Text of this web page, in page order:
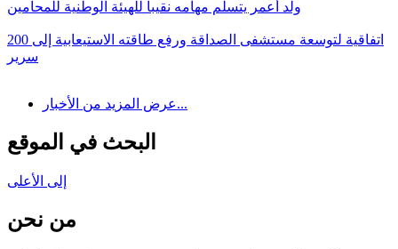
ولد أعمر يتسلم مهامه نقيبا للهيئة الوطنية للمحامين
اتفاقية لتوسعة مستشفى الصداقة ورفع طاقته الاستيعابية إلى 200
سرير
عرض المزيد من الأخبار...
البحث في الموقع
إلى الأعلى
من نحن